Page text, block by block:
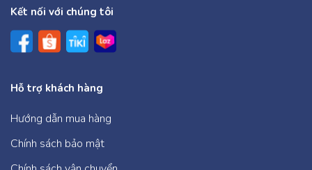
Kết nối với chúng tôi
Hỗ trợ khách hàng
Hướng dẫn mua hàng
Chính sách bảo mật